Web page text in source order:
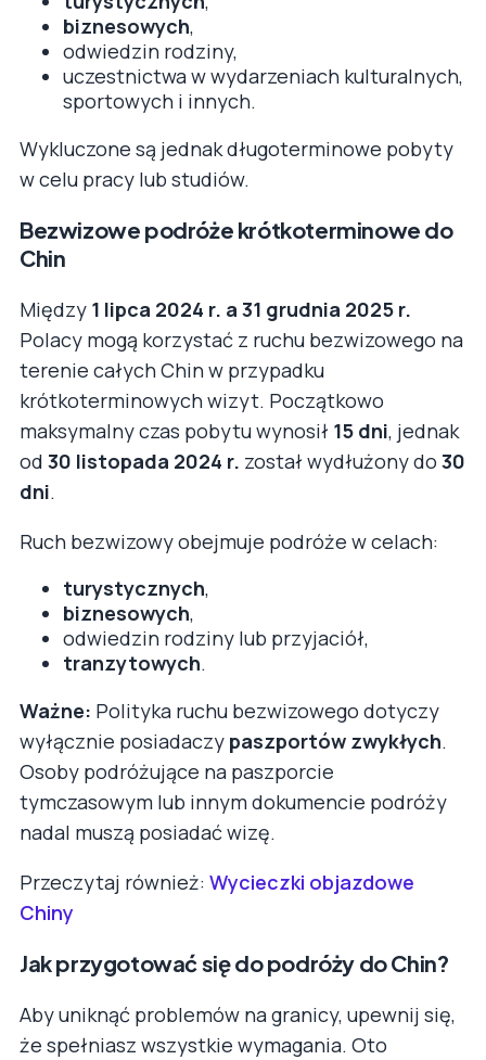
biznesowych,
odwiedzin rodziny,
uczestnictwa w wydarzeniach kulturalnych,
sportowych i innych.
Wykluczone są jednak długoterminowe pobyty
w celu pracy lub studiów.
Bezwizowe podróże krótkoterminowe do
Chin
Między 1 lipca 2024 r. a 31 grudnia 2025 r.
Polacy mogą korzystać z ruchu bezwizowego na
terenie całych Chin w przypadku
krótkoterminowych wizyt. Początkowo
maksymalny czas pobytu wynosił 15 dni, jednak
od 30 listopada 2024 r. został wydłużony do 30
dni.
Ruch bezwizowy obejmuje podróże w celach:
turystycznych,
biznesowych,
odwiedzin rodziny lub przyjaciół,
tranzytowych.
Ważne: Polityka ruchu bezwizowego dotyczy
wyłącznie posiadaczy paszportów zwykłych.
Osoby podróżujące na paszporcie
tymczasowym lub innym dokumencie podróży
nadal muszą posiadać wizę.
Przeczytaj również: Wycieczki objazdowe
Chiny
Jak przygotować się do podróży do Chin?
Aby uniknąć problemów na granicy, upewnij się,
że spełniasz wszystkie wymagania. Oto